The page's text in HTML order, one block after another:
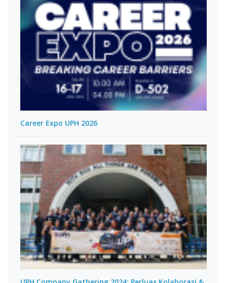
Career Expo UPH 2026